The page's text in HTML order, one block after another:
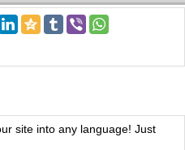
site into any language! Just